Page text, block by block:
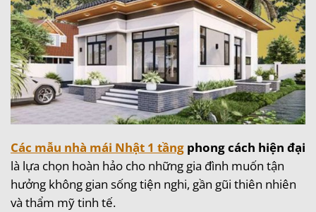
Các mẫu nhà mái Nhật 1 tầng phong cách hiện đại
là lựa chọn hoàn hảo cho những gia đình muốn tận
hưởng không gian sống tiện nghi, gần gũi thiên nhiên
và thẩm mỹ tinh tế.